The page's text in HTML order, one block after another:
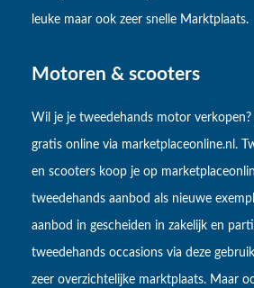
leuke maar ook zeer snelle Marktplaats.
Motoren & scooters
Wil je je tweedehands motor
gratis online via marketplaceonline.nl.
en scooters koop je op
tweedehands aanbod als nieuwe
aanbod in gescheiden in zakelijk en
tweedehands occasions via deze
zeer overzichtelijke marktplaats. Maar